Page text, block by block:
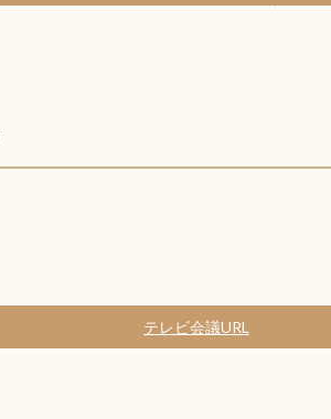
テレビ会議URL